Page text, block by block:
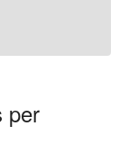
per